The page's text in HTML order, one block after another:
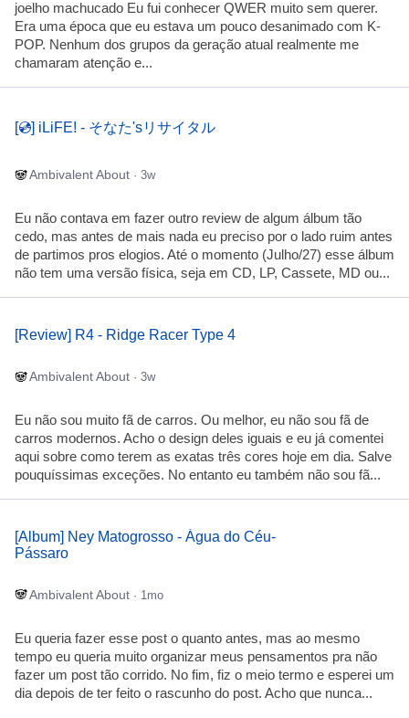
joelho machucado Eu fui conhecer QWER muito sem querer.
Era uma época que eu estava um pouco desanimado com K-
POP. Nenhum dos grupos da geração atual realmente me
chamaram atenção e...
[💿] iLiFE! - そなた'sリサイタル
Ambivalent About · 3w
Eu não contava em fazer outro review de algum álbum tão
cedo, mas antes de mais nada eu preciso por o lado ruim antes
de partimos pros elogios. Até o momento (Julho/27) esse álbum
não tem uma versão física, seja em CD, LP, Cassete, MD ou...
[Review] R4 - Ridge Racer Type 4
Ambivalent About · 3w
Eu não sou muito fã de carros. Ou melhor, eu não sou fã de
carros modernos. Acho o design deles iguais e eu já comentei
aqui sobre como terem as exatas três cores hoje em dia. Salve
pouquíssimas exceções. No entanto eu também não sou fã...
[Album] Ney Matogrosso - Água do Céu-
Pássaro
Ambivalent About · 1mo
Eu queria fazer esse post o quanto antes, mas ao mesmo
tempo eu queria muito organizar meus pensamentos pra não
fazer um post tão corrido. No fim, fiz o meio termo e esperei um
dia depois de ter feito o rascunho do post. Acho que nunca...